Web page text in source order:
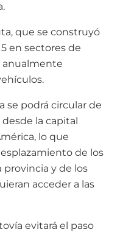
que se construyó
en sectores de
anualmente
se podrá circular de
la capital
lo que
de los
y de los
acceder a las
evitará el paso